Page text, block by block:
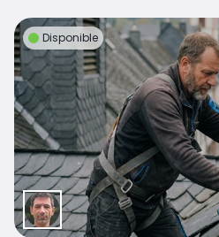
Disponible